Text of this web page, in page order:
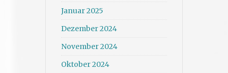
Januar 2025
Dezember 2024
November 2024
Oktober 2024